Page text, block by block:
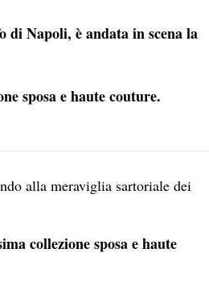
di Napoli, è andata in scena la
sposa e haute couture.
alla meraviglia sartoriale dei
collezione sposa e haute